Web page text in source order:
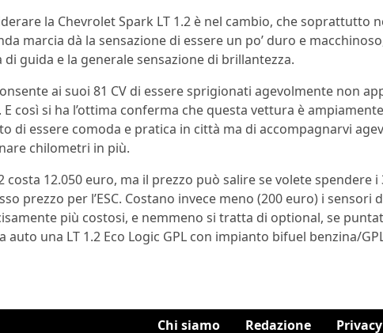
la Chevrolet Spark LT 1.2 è nel cambio, che soprattutto
marcia dà la sensazione di essere un po’ duro e
guida e la generale sensazione di brillantezza.
ai suoi 81 CV di essere sprigionati agevolmente non
così si ha l’ottima conferma che questa vettura è
di essere comoda e pratica in città ma di accompagnarvi
chilometri in più.
costa 12.050 euro, ma il prezzo può salire se volete spendere
prezzo per l’ESC. Costano invece meno (200 euro) i sensori
più costosi, e nemmeno si tratta di optional, se
auto una LT 1.2 Eco Logic GPL con impianto bifuel benzina/
Chi siamo Redazione